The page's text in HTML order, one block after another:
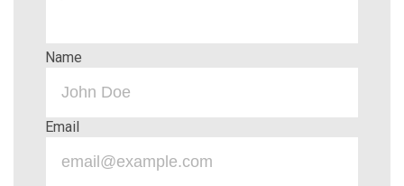
Name
Email